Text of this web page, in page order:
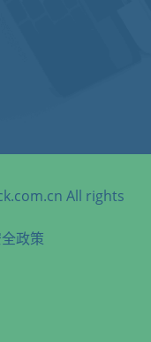
All rights
政策